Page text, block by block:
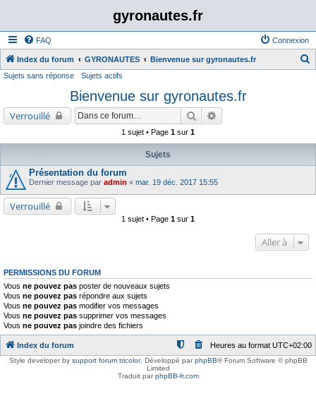
gyronautes.fr
FAQ Connexion
Index du forum GYRONAUTES Bienvenue sur gyronautes.fr
r
e
Sujets sans réponse Sujets actifs
Bienvenue sur gyronautes.fr
Verrouillé Rechercher
1 sujet • Page 1 sur 1
Sujets
Présentation du forum
Dernier message par admin « mar. 19 déc. 2017 15:55
Verrouillé
1 sujet • Page 1 sur 1
Aller à
PERMISSIONS DU FORUM
Vous ne pouvez pas poster de nouveaux sujets
Vous ne pouvez pas répondre aux sujets
Vous ne pouvez pas modifier vos messages
Vous ne pouvez pas supprimer vos messages
Vous ne pouvez pas joindre des fichiers
Index du forum Heures au format UTC+02:00
Style developer by support forum tricolor, Développé parphpBB® Forum Software © phpBB
Limited
Traduit parphpBB-fr.com